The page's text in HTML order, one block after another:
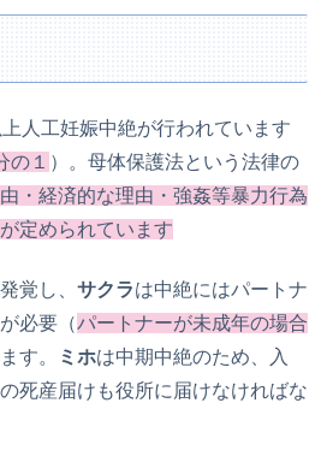
人工妊娠中絶が行われています
の１ ）。母体保護法という法律の
・経済的な理由・強姦等暴力行為
定められています
覚し、 サクラは中絶にはパートナ
必要（パートナーが未成年の場合
す。 ミホは中期中絶のため、入
死産届けも役所に届けなければな